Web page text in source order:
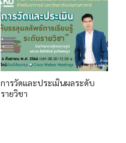
การวัดและประเมินผลระดับ
รายวิชา